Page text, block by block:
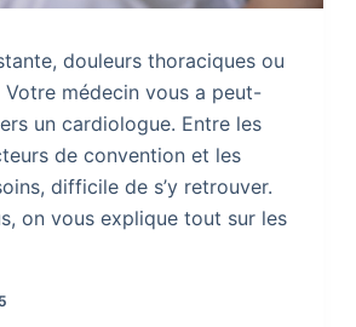
douleurs thoraciques ou
médecin vous a peut-
un cardiologue. Entre les
de convention et les
difficile de s’y retrouver.
on vous explique tout sur les